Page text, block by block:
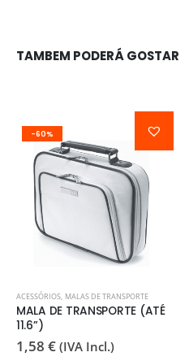
TAMBEM PODERÁ GOSTAR
-60%
ACESSÓRIOS, MALAS DE TRANSPORTE
MALA DE TRANSPORTE (ATÉ
11.6”)
1,58 € (IVA Incl.)